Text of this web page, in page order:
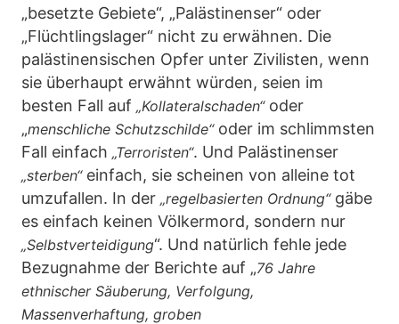
„besetzte Gebiete“, „Palästinenser“ oder
„Flüchtlingslager“ nicht zu erwähnen. Die
palästinensischen Opfer unter Zivilisten, wenn
sie überhaupt erwähnt würden, seien im
besten Fall auf „Kollateralschaden“oder
„menschliche Schutzschilde“oder im schlimmsten
Fall einfach „Terroristen“. Und Palästinenser
„sterben“einfach, sie scheinen von alleine tot
umzufallen. In der „regelbasierten Ordnung“gäbe
es einfach keinen Völkermord, sondern nur
„Selbstverteidigung“. Und natürlich fehle jede
Bezugnahme der Berichte auf „76 Jahre
ethnischer Säuberung, Verfolgung,
Massenverhaftung, groben